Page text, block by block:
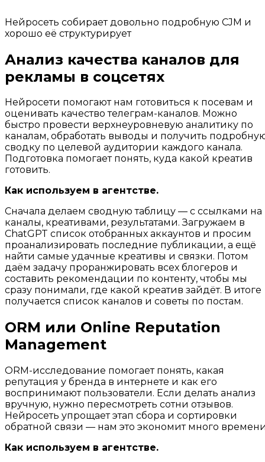
Нейросеть собирает довольно подробную CJM и
хорошо её структурирует
Анализ качества каналов для
рекламы в соцсетях
Нейросети помогают нам готовиться к посевам и
оценивать качество телеграм-каналов. Можно
быстро провести верхнеуровневую аналитику по
каналам, обработать выводы и получить
сводку по целевой аудитории каждого канала.
Подготовка помогает понять, куда какой креатив
готовить.
Как используем в агентстве.
Сначала делаем сводную таблицу — с ссылками на
каналы, креативами, результатами. Загружаем в
ChatGPT список отобранных аккаунтов и просим
проанализировать последние публикации, а ещё
найти самые удачные креативы и связки. Потом
даём задачу проранжировать всех блогеров и
составить рекомендации по контенту, чтобы мы
сразу понимали, где какой креатив зайдёт. В итоге
получается список каналов и советы по постам.
ORM или Online Reputation
Management
ORM-исследование помогает понять, какая
репутация у бренда в интернете и как его
воспринимают пользователи. Если делать анализ
вручную, нужно пересмотреть сотни отзывов.
Нейросеть упрощает этап сбора и сортировки
обратной связи — нам это экономит много
Как используем в агентстве.